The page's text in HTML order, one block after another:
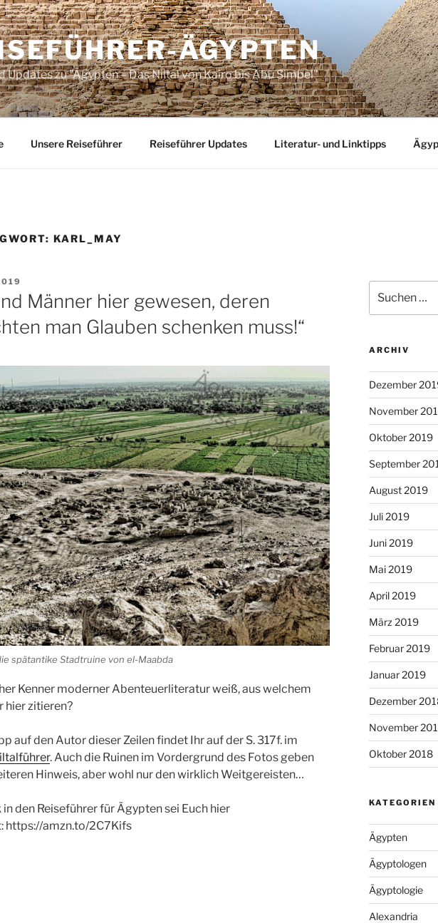
ÄGYPTEN
Updates zu "Ägypten – Das Niltal von Kairo bis Abu Simbel"
Unsere Reiseführer Reiseführer Updates Literatur- und Linktipps
KARL_MAY
Männer hier gewesen, deren
man Glauben schenken muss!“
spätantike Stadtruine von el-Maabda
Kenner modernerAbenteuerliteraturweiß, aus welchem
hier zitieren?
auf denAutordieser Zeilen findet Ihr auf der S. 317f. im
. Auch die Ruinen im Vordergrund des Fotos geben
Hinweis, aber wohl nur den wirklich Weitgereisten…
in den Reiseführerfür Ägypten sei Euch hier
https://amzn.to/2C7Kifs
nach:
ARCHIV
Dezember
November
Oktober 2019
September
August 2019
Juli 2019
Juni 2019
Mai 2019
April 2019
März 2019
Februar 2019
Januar 2019
Dezember
November
Oktober 2018
KATEGORIEN
Ägypten
Ägyptologen
Ägyptologie
Alexandria